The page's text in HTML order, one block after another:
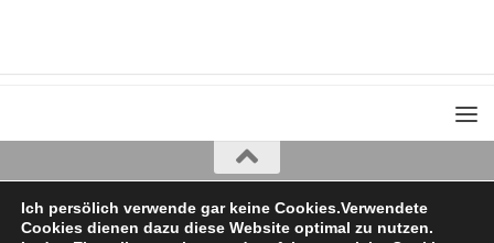
Iris Greiner
copyright 2022
Ich persölich verwende gar keine Cookies.Verwendete
Cookies dienen dazu diese Website optimal zu nutzen.